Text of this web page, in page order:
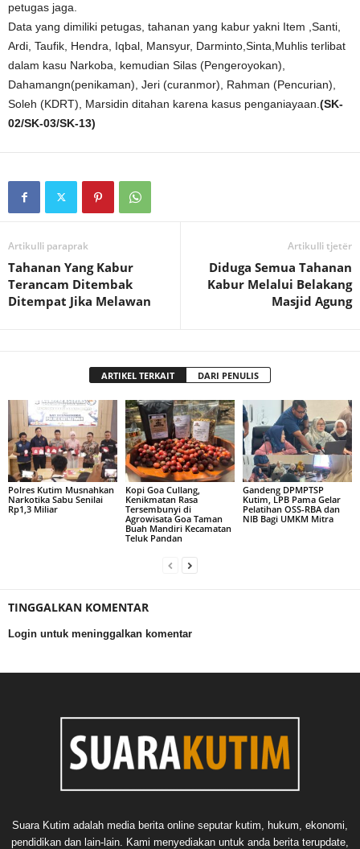
petugas jaga.
Data yang dimiliki petugas, tahanan yang kabur yakni Item ,Santi,
Ardi, Taufik, Hendra, Iqbal, Mansyur, Darminto,Sinta,Muhlis terlibat
dalam kasu Narkoba, kemudian Silas (Pengeroyokan),
Dahamangn(penikaman), Jeri (curanmor), Rahman (Pencurian),
Soleh (KDRT), Marsidin ditahan karena kasus penganiayaan. (SK-
02/SK-03/SK-13)
Artikulli paraprak
Tahanan Yang Kabur
Terancam Ditembak
Ditempat Jika Melawan
Artikulli tjetër
Diduga Semua Tahanan
Kabur Melalui Belakang
Masjid Agung
ARTIKEL TERKAIT DARI PENULIS
Polres Kutim Musnahkan
Narkotika Sabu Senilai
Rp1,3 Miliar
Kopi Goa Cullang,
Kenikmatan Rasa
Tersembunyi di
Agrowisata Goa Taman
Buah Mandiri Kecamatan
Teluk Pandan
Gandeng DPMPTSP
Kutim, LPB Pama Gelar
Pelatihan OSS-RBA dan
NIB Bagi UMKM Mitra
TINGGALKAN KOMENTAR
Login untuk meninggalkan komentar
Suara Kutim adalah media berita online seputar kutim, hukum, ekonomi,
pendidikan dan lain-lain. Kami menyediakan untuk anda berita terupdate,